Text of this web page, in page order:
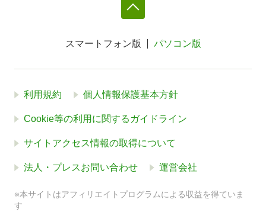
スマートフォン版 パソコン版
利用規約 個人情報保護基本方針
Cookie等の利用に関するガイドライン
サイトアクセス情報の取得について
法人・プレスお問い合わせ 運営会社
※本サイトはアフィリエイトプログラムによる収益を得ていま
す